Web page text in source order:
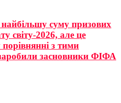
найбільшу суму призових
світу-2026, але це
з тими
засновники ФІФА